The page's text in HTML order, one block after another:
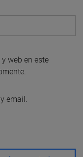
web en este
email.